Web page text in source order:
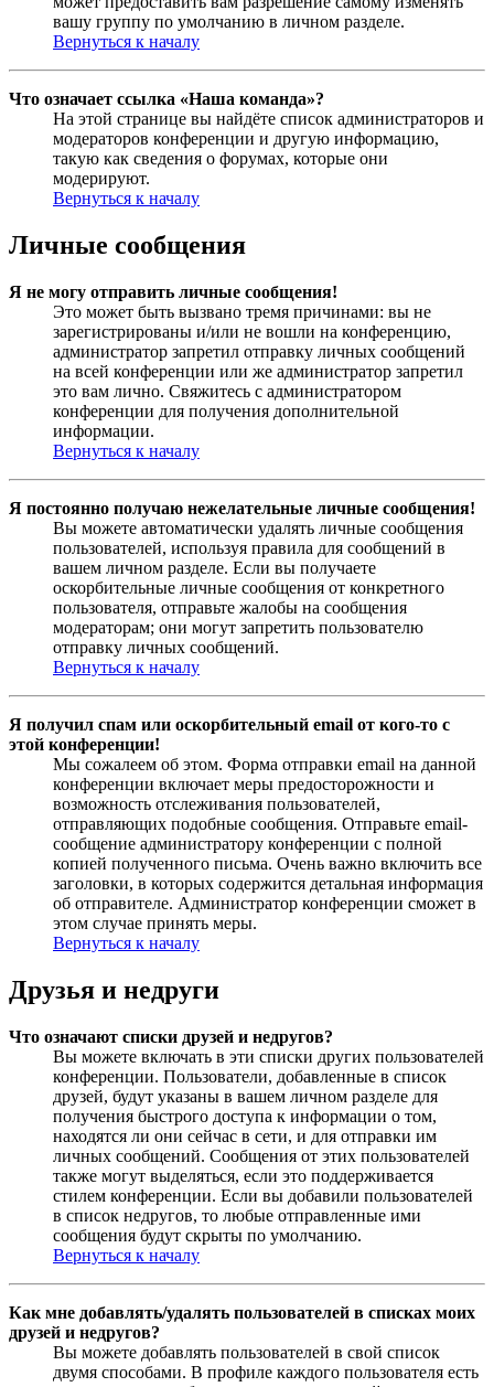
вашу группу по умолчанию в личном разделе.
Вернуться к началу
Что означает ссылка «Наша команда»?
На этой странице вы найдёте список администраторов и
модераторов конференции и другую информацию,
такую как сведения о форумах, которые они
модерируют.
Вернуться к началу
Личные сообщения
Я не могу отправить личные сообщения!
Это может быть вызвано тремя причинами: вы не
зарегистрированы и/или не вошли на конференцию,
администратор запретил отправку личных сообщений
на всей конференции или же администратор запретил
это вам лично. Свяжитесь с администратором
конференции для получения дополнительной
информации.
Вернуться к началу
Я постоянно получаю нежелательные личные сообщения!
Вы можете автоматически удалять личные сообщения
пользователей, используя правила для сообщений в
вашем личном разделе. Если вы получаете
оскорбительные личные сообщения от конкретного
пользователя, отправьте жалобы на сообщения
модераторам; они могут запретить пользователю
отправку личных сообщений.
Вернуться к началу
Я получил спам или оскорбительный email от кого-то с
этой конференции!
Мы сожалеем об этом. Форма отправки email на данной
конференции включает меры предосторожности и
возможность отслеживания пользователей,
отправляющих подобные сообщения. Отправьте email-
сообщение администратору конференции с полной
копией полученного письма. Очень важно включить все
заголовки, в которых содержится детальная информация
об отправителе. Администратор конференции сможет в
этом случае принять меры.
Вернуться к началу
Друзья и недруги
Что означают списки друзей и недругов?
Вы можете включать в эти списки других пользователей
конференции. Пользователи, добавленные в список
друзей, будут указаны в вашем личном разделе для
получения быстрого доступа к информации о том,
находятся ли они сейчас в сети, и для отправки им
личных сообщений. Сообщения от этих пользователей
также могут выделяться, если это поддерживается
стилем конференции. Если вы добавили пользователей
в список недругов, то любые отправленные ими
сообщения будут скрыты по умолчанию.
Вернуться к началу
Как мне добавлять/удалять пользователей в списках моих
друзей и недругов?
Вы можете добавлять пользователей в свой список
двумя способами. В профиле каждого пользователя есть